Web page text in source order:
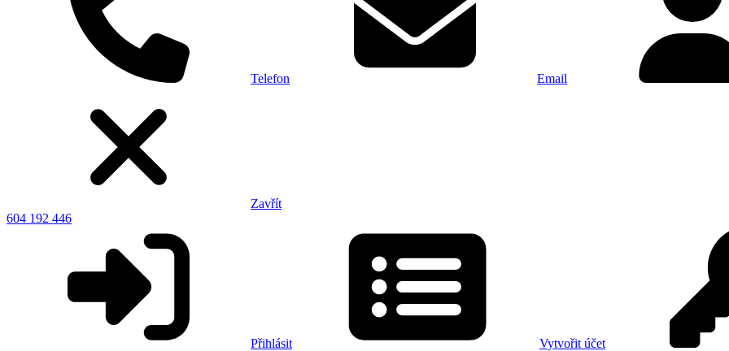
Telefon Email
Zavřít
604 192 446
Přihlásit
Vytvořit účet